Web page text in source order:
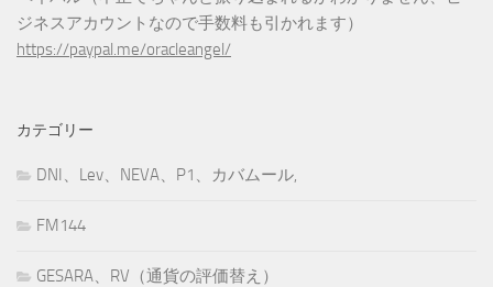
ジネスアカウントなので手数料も引かれます）
https://paypal.me/oracleangel/
カテゴリー
DNI、Lev、NEVA、P1、カバムール,
FM144
GESARA、RV（通貨の評価替え）